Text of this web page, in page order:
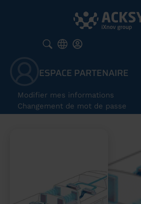
ESPACE PARTENAIRE
Modifier mes informations
Changement de mot de passe